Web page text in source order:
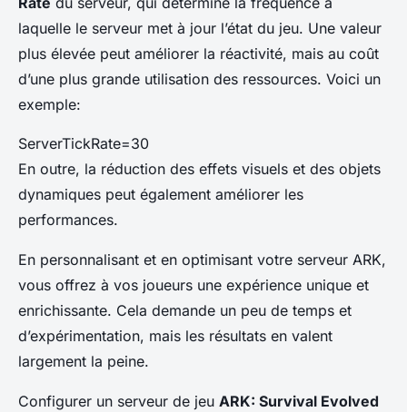
laquelle le serveur met à jour l’état du jeu. Une valeur
plus élevée peut améliorer la réactivité, mais au coût
d’une plus grande utilisation des ressources. Voici un
exemple:
ServerTickRate=30
En outre, la réduction des effets visuels et des objets
dynamiques peut également améliorer les
performances.
En personnalisant et en optimisant votre serveur ARK,
vous offrez à vos joueurs une expérience unique et
enrichissante. Cela demande un peu de temps et
d’expérimentation, mais les résultats en valent
largement la peine.
Configurer un serveur de jeu ARK: Survival Evolved